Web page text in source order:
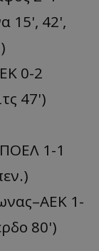
15', 42',
0-2
47')
1-1
1-
80')